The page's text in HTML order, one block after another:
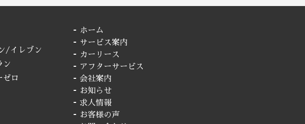
/イレブン
ン
ロ
ホーム
サービス案内
カーリース
アフターサービス
会社案内
お知らせ
求人情報
お客様の声